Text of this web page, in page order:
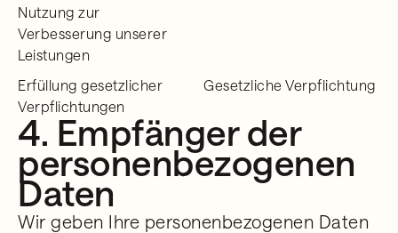
Nutzung zur
Verbesserung unserer
Leistungen
Erfüllung gesetzlicher
Verpflichtungen
Gesetzliche Verpflichtung
4. Empfänger der
personenbezogenen
Daten
Wir geben Ihre personenbezogenen Daten